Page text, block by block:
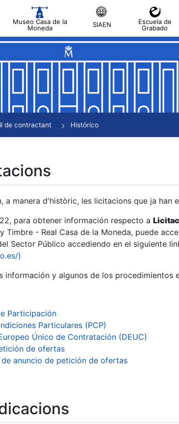
Museo Casa de la
Moneda
SIAEN
Escuela de
Grabado
de contractant Histórico
a manera d'històric, les licitacions que ja
para obtener información respecto a
Timbre - Real Casa de la Moneda, puede
Sector Público accediendo en el siguiente
)
información y algunos de los procedimientos
Participación
Particulares (PCP)
Único de Contratación (DEUC)
de ofertas
anuncio de petición de ofertas